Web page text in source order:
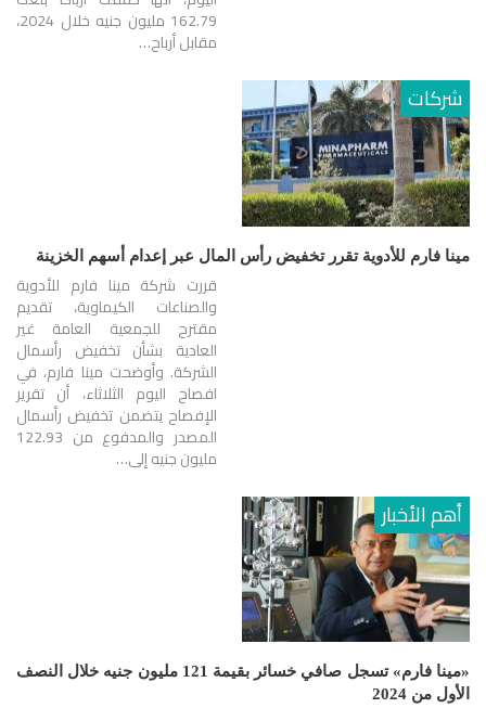
162.79 مليون جنيه خلال 2024،
مقابل أرباح…
شركات
مينا فارم للأدوية تقرر تخفيض رأس المال عبر إعدام أسهم الخزينة
قررت شركة مينا فارم للأدوية
والصناعات الكيماوية، تقديم
مقترح للجمعية العامة غير
العادية بشأن تخفيض رأسمال
الشركة. وأوضحت مينا فارم، في
افصاح اليوم الثلاثاء، أن تقرير
الإفصاح يتضمن تخفيض رأسمال
المصدر والمدفوع من 122.93
مليون جنيه إلى…
أهم الأخبار
«مينا فارم» تسجل صافي خسائر بقيمة 121 مليون جنيه خلال النصف
الأول من 2024